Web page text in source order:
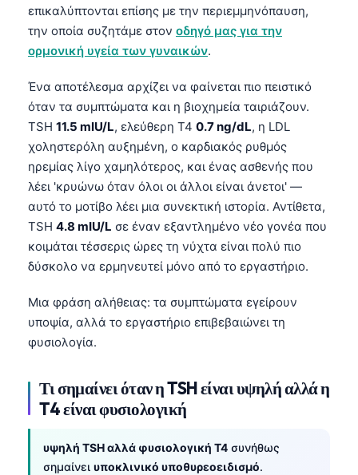
επικαλύπτονται επίσης με την περιεμμηνόπαυση,
την οποία συζητάμε στον οδηγό μας για την
ορμονική υγεία των γυναικών.
Ένα αποτέλεσμα αρχίζει να φαίνεται πιο πειστικό
όταν τα συμπτώματα και η βιοχημεία ταιριάζουν.
TSH 11.5 mIU/L, ελεύθερη T4 0.7 ng/dL, η LDL
χοληστερόλη αυξημένη, ο καρδιακός ρυθμός
ηρεμίας λίγο χαμηλότερος, και ένας ασθενής που
λέει 'κρυώνω όταν όλοι οι άλλοι είναι άνετοι' —
αυτό το μοτίβο λέει μια συνεκτική ιστορία. Αντίθετα,
TSH 4.8 mIU/L σε έναν εξαντλημένο νέο γονέα που
κοιμάται τέσσερις ώρες τη νύχτα είναι πολύ πιο
δύσκολο να ερμηνευτεί μόνο από το εργαστήριο.
Μια φράση αλήθειας: τα συμπτώματα εγείρουν
υποψία, αλλά το εργαστήριο επιβεβαιώνει τη
φυσιολογία.
Τι σημαίνει όταν η TSH είναι υψηλή αλλά η
T4 είναι φυσιολογική
υψηλή TSH αλλά φυσιολογική T4 συνήθως
σημαίνει υποκλινικό υποθυρεοειδισμό.
Esperanto
Ślōnskŏ gŏdka
Norsk bokmål